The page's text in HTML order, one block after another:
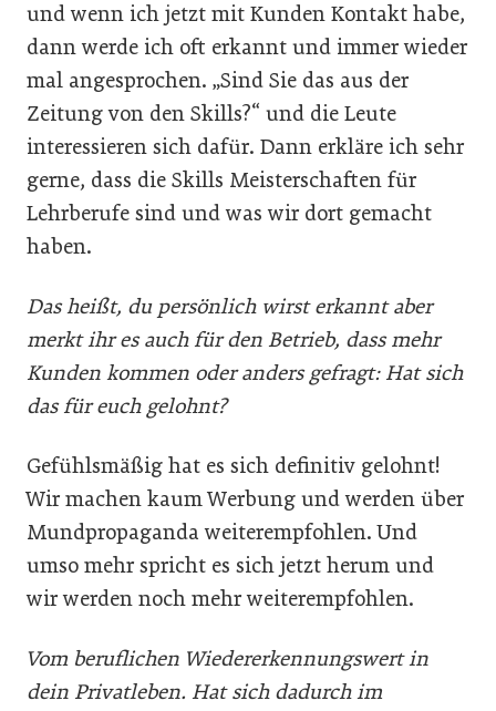
und wenn ich jetzt mit Kunden Kontakt habe,
dann werde ich oft erkannt und immer wieder
mal angesprochen. „Sind Sie das aus der
Zeitung von den Skills?“ und die Leute
interessieren sich dafür. Dann erkläre ich sehr
gerne, dass die Skills Meisterschaften für
Lehrberufe sind und was wir dort gemacht
haben.
Das heißt, du persönlich wirst erkannt aber
merkt ihr es auch für den Betrieb, dass mehr
Kunden kommen oder anders gefragt: Hat sich
das für euch gelohnt?
Gefühlsmäßig hat es sich definitiv gelohnt!
Wir machen kaum Werbung und werden über
Mundpropaganda weiterempfohlen. Und
umso mehr spricht es sich jetzt herum und
wir werden noch mehr weiterempfohlen.
Vom beruflichen Wiedererkennungswert in
dein Privatleben. Hat sich dadurch im